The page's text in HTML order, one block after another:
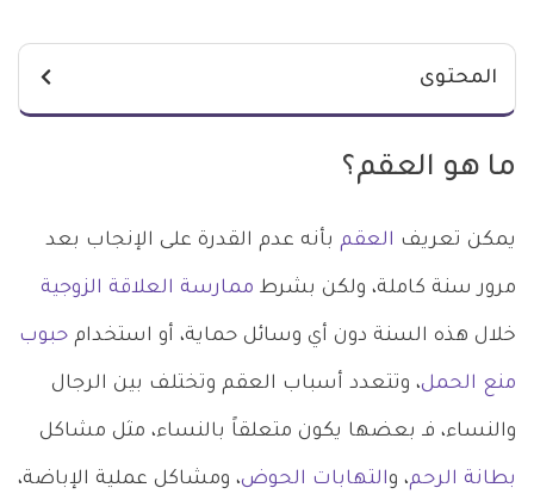
المحتوى
ما هو العقم؟
يمكن تعريف العقم بأنه عدم القدرة على الإنجاب بعد
مرور سنة كاملة، ولكن بشرط ممارسة العلاقة الزوجية
خلال هذه السنة دون أي وسائل حماية، أو استخدام حبوب
منع الحمل، وتتعدد أسباب العقم وتختلف بين الرجال
والنساء، فـ بعضها يكون متعلقاً بالنساء، مثل مشاكل
بطانة الرحم، والتهابات الحوض، ومشاكل عملية الإباضة،